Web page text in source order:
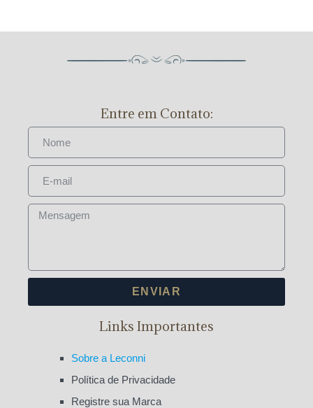
Entre em Contato:
ENVIAR
Links Importantes
Sobre a Leconni
Política de Privacidade
Registre sua Marca